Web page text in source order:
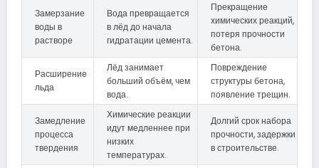
Замерзание
воды в
растворе
Вода превращается
в лёд до начала
гидратации цемента.
Прекращение
химических реакций,
потеря прочности
бетона.
Расширение
льда
Лёд занимает
больший объём, чем
вода.
Повреждение
структуры бетона,
появление трещин.
Замедление
процесса
твердения
Химические реакции
идут медленнее при
низких
температурах.
Долгий срок набора
прочности, задержки
в строительстве.